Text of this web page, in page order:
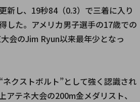
新し、19秒84（0.3）で三着に入り
した。アメリカ男子選手の17歳での
会のJim Ryun以来最年少となっ
クストボルト”として強く認識され
アテネ大会の200m金メダリスト、